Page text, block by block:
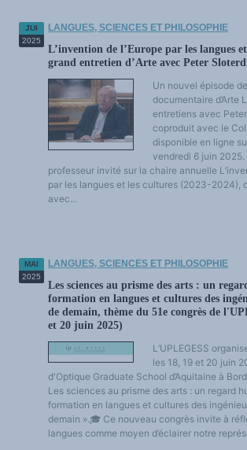
JUI
2025
LANGUES, SCIENCES ET PHILOSOPHIE
L’invention de l’Europe par les langues
grand entretien d’Arte avec Peter
Un nouvel épisode
documentaire d’Arte
entretiens avec
coproduit avec le
disponible en ligne
vendredi 6 juin
professeur invité sur la chaire annuelle
par les langues et les cultures (2023-2024),
avec...
MAI
2025
LANGUES, SCIENCES ET PHILOSOPHIE
Les sciences au prisme des arts : un
formation en langues et cultures des
de demain, thème du 51e congrès de
et 20 juin 2025)
L’UPLEGESS
les 18, 19 et 20 juin
d'Optique Graduate School d’Aquitaine à
Les sciences au prisme des arts : un regard
formation en langues et cultures des
demain ».🎓 Ce nouveau congrès invite à
langues comme moyen d’éclairer notre